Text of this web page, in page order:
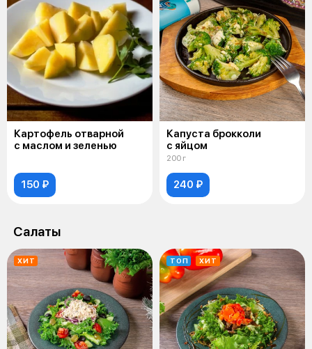
Картофель отварной
с маслом и зеленью
150 ₽
Капуста брокколи
с яйцом
200 г
240 ₽
Салаты
ХИТ ТОП ХИТ